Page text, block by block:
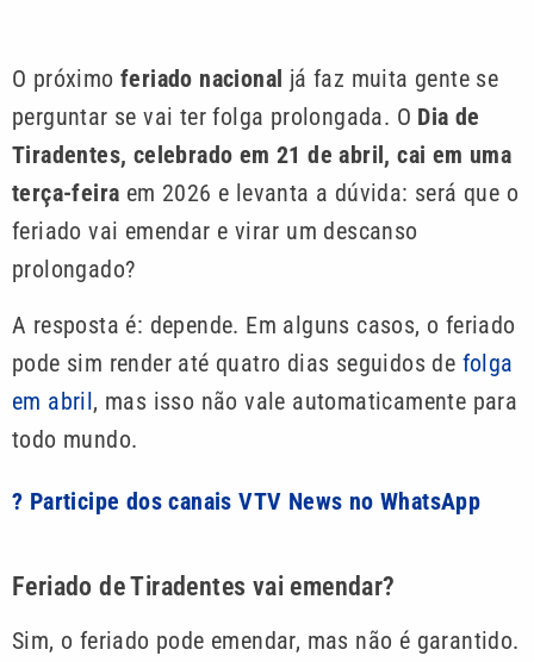
O próximo feriado nacional já faz muita gente se
perguntar se vai ter folga prolongada. O Dia de
Tiradentes, celebrado em 21 de abril, cai em uma
terça-feira em 2026 e levanta a dúvida: será que o
feriado vai emendar e virar um descanso
prolongado?
A resposta é: depende. Em alguns casos, o feriado
pode sim render até quatro dias seguidos de folga
em abril, mas isso não vale automaticamente para
todo mundo.
? Participe dos canais VTV News no WhatsApp
Feriado de Tiradentes vai emendar?
Sim, o feriado pode emendar, mas não é garantido.